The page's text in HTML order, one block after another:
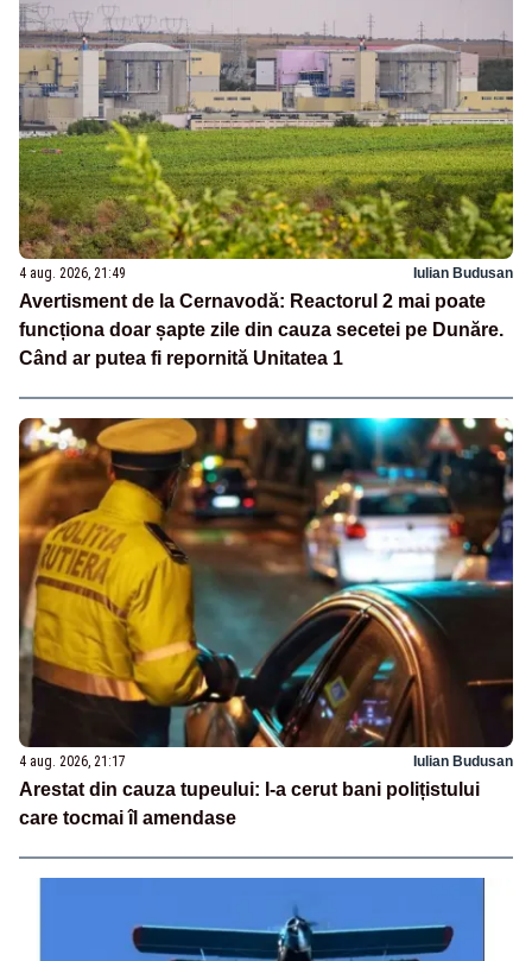
4 aug. 2026, 21:49 Iulian Budusan
Avertisment de la Cernavodă: Reactorul 2 mai poate
funcționa doar șapte zile din cauza secetei pe Dunăre.
Când ar putea fi repornită Unitatea 1
4 aug. 2026, 21:17 Iulian Budusan
Arestat din cauza tupeului: I-a cerut bani polițistului
care tocmai îl amendase